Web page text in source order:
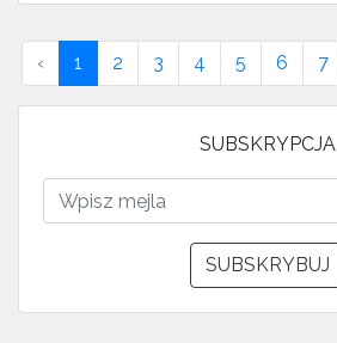
‹Previous
1 2 3 4 5 6 7
SUBSKRYPCJA
SUBSKRYBUJ